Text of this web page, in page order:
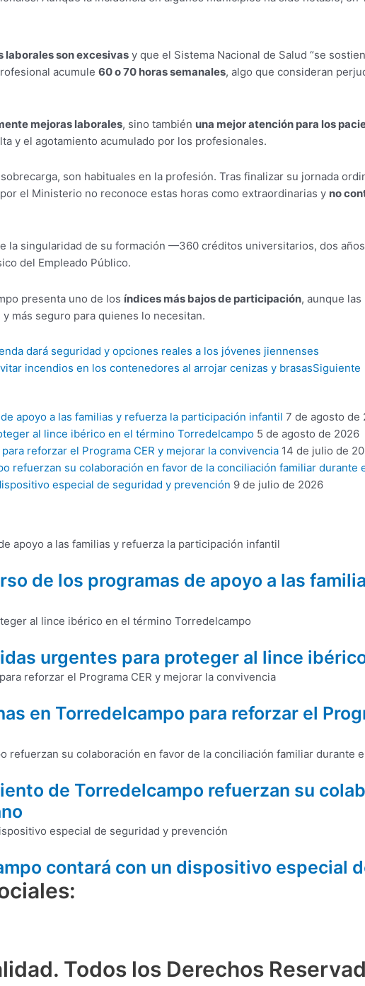
laborales son excesivas y que el Sistema Nacional de Salud “se
acumule 60 o 70 horas semanales, algo que consideran
mejoras laborales, sino también una mejor atención para los
y el agotamiento acumulado por los profesionales.
son habituales en la profesión. Tras finalizar su jornada
el Ministerio no reconoce estas horas como extraordinarias y no
la singularidad de su formación —360 créditos universitarios, dos
del Empleado Público.
presenta uno de los índices más bajos de participación, aunque
más seguro para quienes lo necesitan.
dará seguridad y opciones reales a los jóvenes jiennenses
incendios en los contenedores al arrojar cenizas y brasasSiguiente
apoyo a las familias y refuerza la participación infantil 7 de agosto de
al lince ibérico en el término Torredelcampo 5 de agosto de 2026
reforzar el Programa CER y mejorar la convivencia 14 de julio de
refuerzan su colaboración en favor de la conciliación familiar durante
especial de seguridad y prevención 9 de julio de 2026
de los programas de apoyo a las
urgentes para proteger al lince
en Torredelcampo para reforzar el
de Torredelcampo refuerzan su
contará con un dispositivo especial
Todos los Derechos